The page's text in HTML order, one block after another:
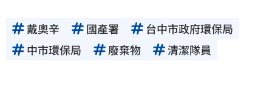
戴奧辛 國產署
台中市政府環保局
中市環保局
廢棄物 清潔隊員